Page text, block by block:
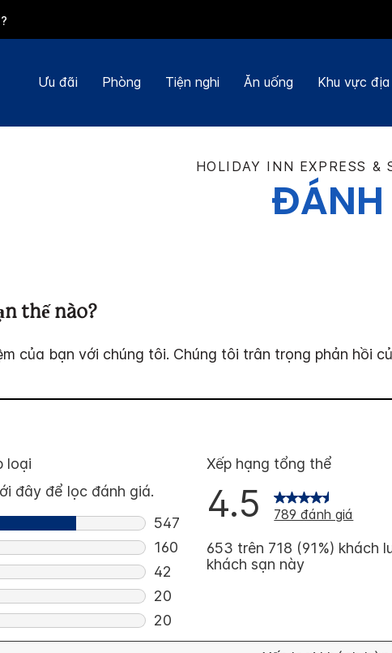
Ưu đãi Phòng Tiện nghi Ăn uống Khu vực
HOLIDAY INN EXPRESS &
ĐÁNH
thế nào?
của bạn với chúng tôi. Chúng tôi trân trọng phản hồi